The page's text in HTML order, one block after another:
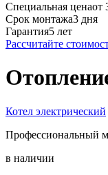
Специальная ценаот
Срок монтажа3 дня
Гарантия5 лет
Рассчитайте
Котел электрический
Профессиональный
в наличии